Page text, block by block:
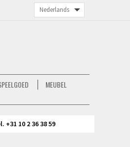
MEUBEL
+31 10 2 36 38 59